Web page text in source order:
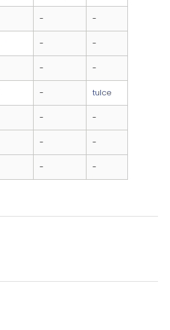
- -
- -
- -
- tulce
- -
- -
- -